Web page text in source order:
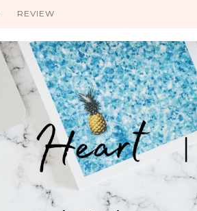
REVIEW